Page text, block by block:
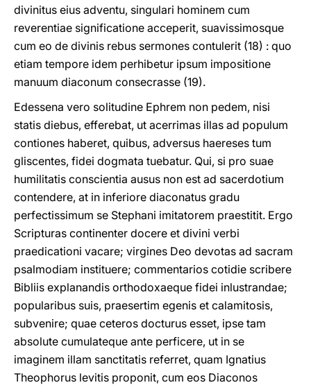
divinitus eius adventu, singulari hominem cum
reverentiae significatione acceperit, suavissimosque
cum eo de divinis rebus sermones contulerit (18) : quo
etiam tempore idem perhibetur ipsum impositione
manuum diaconum consecrasse (19).
Edessena vero solitudine Ephrem non pedem, nisi
statis diebus, efferebat, ut acerrimas illas ad populum
contiones haberet, quibus, adversus haereses tum
gliscentes, fidei dogmata tuebatur. Qui, si pro suae
humilitatis conscientia ausus non est ad sacerdotium
contendere, at in inferiore diaconatus gradu
perfectissimum se Stephani imitatorem praestitit. Ergo
Scripturas continenter docere et divini verbi
praedicationi vacare; virgines Deo devotas ad sacram
psalmodiam instituere; commentarios cotidie scribere
Bibliis explanandis orthodoxaeque fidei inlustrandae;
popularibus suis, praesertim egenis et calamitosis,
subvenire; quae ceteros docturus esset, ipse tam
absolute cumulateque ante perficere, ut in se
imaginem illam sanctitatis referret, quam Ignatius
Theophorus levitis proponit, cum eos Diaconos